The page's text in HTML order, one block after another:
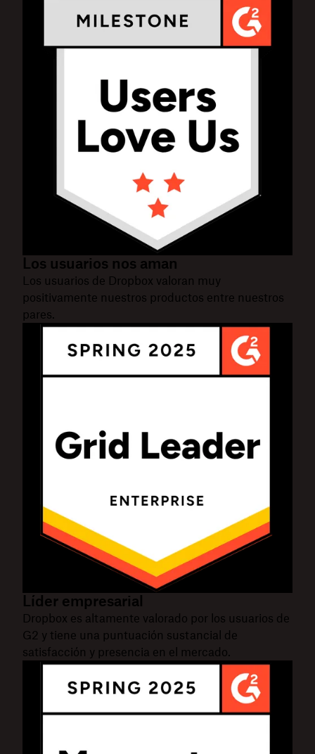
Los usuarios nos aman
Los usuarios de Dropbox valoran muy
positivamente nuestros productos entre nuestros
pares.
Líder empresarial
Dropbox es altamente valorado por los usuarios de
G2 y tiene una puntuación sustancial de
satisfacción y presencia en el mercado.